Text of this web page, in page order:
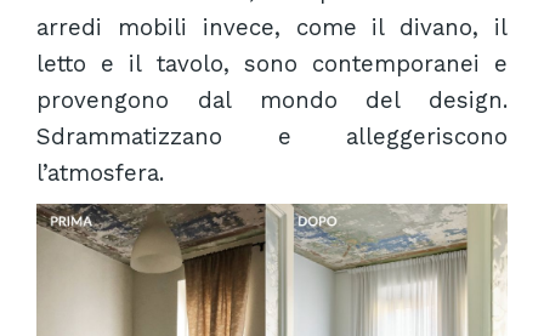
arredi mobili invece, come il divano, il
letto e il tavolo, sono contemporanei e
provengono dal mondo del design.
Sdrammatizzano e alleggeriscono
l’atmosfera.